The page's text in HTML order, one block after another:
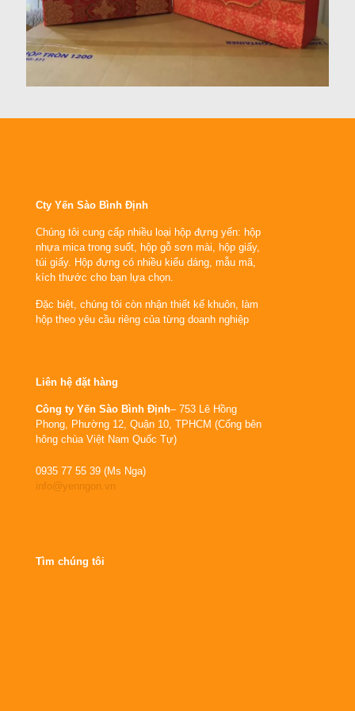
Cty Yến Sào Bình Định
Chúng tôi cung cấp nhiều loại hộp đựng yến: hộp
nhựa mica trong suốt, hộp gỗ sơn mài, hộp giấy,
túi giấy. Hộp đựng có nhiều kiểu dáng, mẫu mã,
kích thước cho bạn lựa chọn.
Đặc biệt, chúng tôi còn nhận thiết kế khuôn, làm
hộp theo yêu cầu riêng của từng doanh nghiệp
Liên hệ đặt hàng
Công ty Yến Sào Bình Định– 753 Lê Hồng
Phong, Phường 12, Quận 10, TPHCM (Cổng bên
hông chùa Việt Nam Quốc Tự)
0935 77 55 39 (Ms Nga)
info@yenngon.vn
Tìm chúng tôi